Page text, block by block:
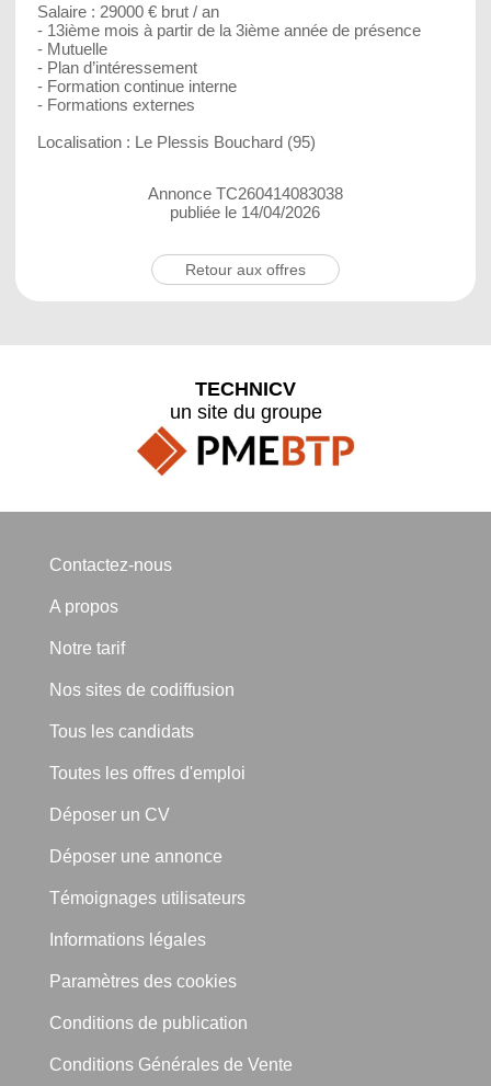
Salaire : 29000 € brut / an
- 13ième mois à partir de la 3ième année de présence
- Mutuelle
- Plan d’intéressement
- Formation continue interne
- Formations externes
Localisation : Le Plessis Bouchard (95)
Annonce TC260414083038
publiée le 14/04/2026
Retour aux offres
TECHNICV
un site du groupe
Contactez-nous
A propos
Notre tarif
Nos sites de codiffusion
Tous les candidats
Toutes les offres d'emploi
Déposer un CV
Déposer une annonce
Témoignages utilisateurs
Informations légales
Paramètres des cookies
Conditions de publication
Conditions Générales de Vente